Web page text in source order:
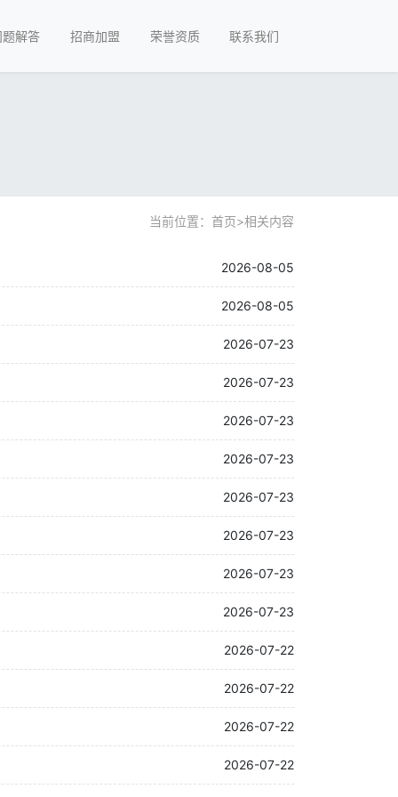
题解答 招商加盟 荣誉资质 联系我们
当前位置： 首页>相关内容
2026-08-05
2026-08-05
2026-07-23
2026-07-23
2026-07-23
2026-07-23
2026-07-23
2026-07-23
2026-07-23
2026-07-23
2026-07-22
2026-07-22
2026-07-22
2026-07-22